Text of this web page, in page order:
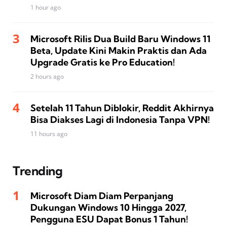
1 hour ago
Microsoft Rilis Dua Build Baru Windows 11
Beta, Update Kini Makin Praktis dan Ada
Upgrade Gratis ke Pro Education!
2 hours ago
Setelah 11 Tahun Diblokir, Reddit Akhirnya
Bisa Diakses Lagi di Indonesia Tanpa VPN!
11 hours ago
Trending
Microsoft Diam Diam Perpanjang
Dukungan Windows 10 Hingga 2027,
Pengguna ESU Dapat Bonus 1 Tahun!